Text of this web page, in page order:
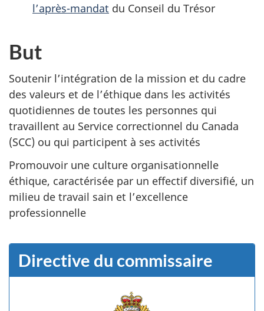
l’après-mandat du Conseil du Trésor
But
Soutenir l’intégration de la mission et du cadre
des valeurs et de l’éthique dans les activités
quotidiennes de toutes les personnes qui
travaillent au Service correctionnel du Canada
(SCC) ou qui participent à ses activités
Promouvoir une culture organisationnelle
éthique, caractérisée par un effectif diversifié, un
milieu de travail sain et l’excellence
professionnelle
Directive du commissaire